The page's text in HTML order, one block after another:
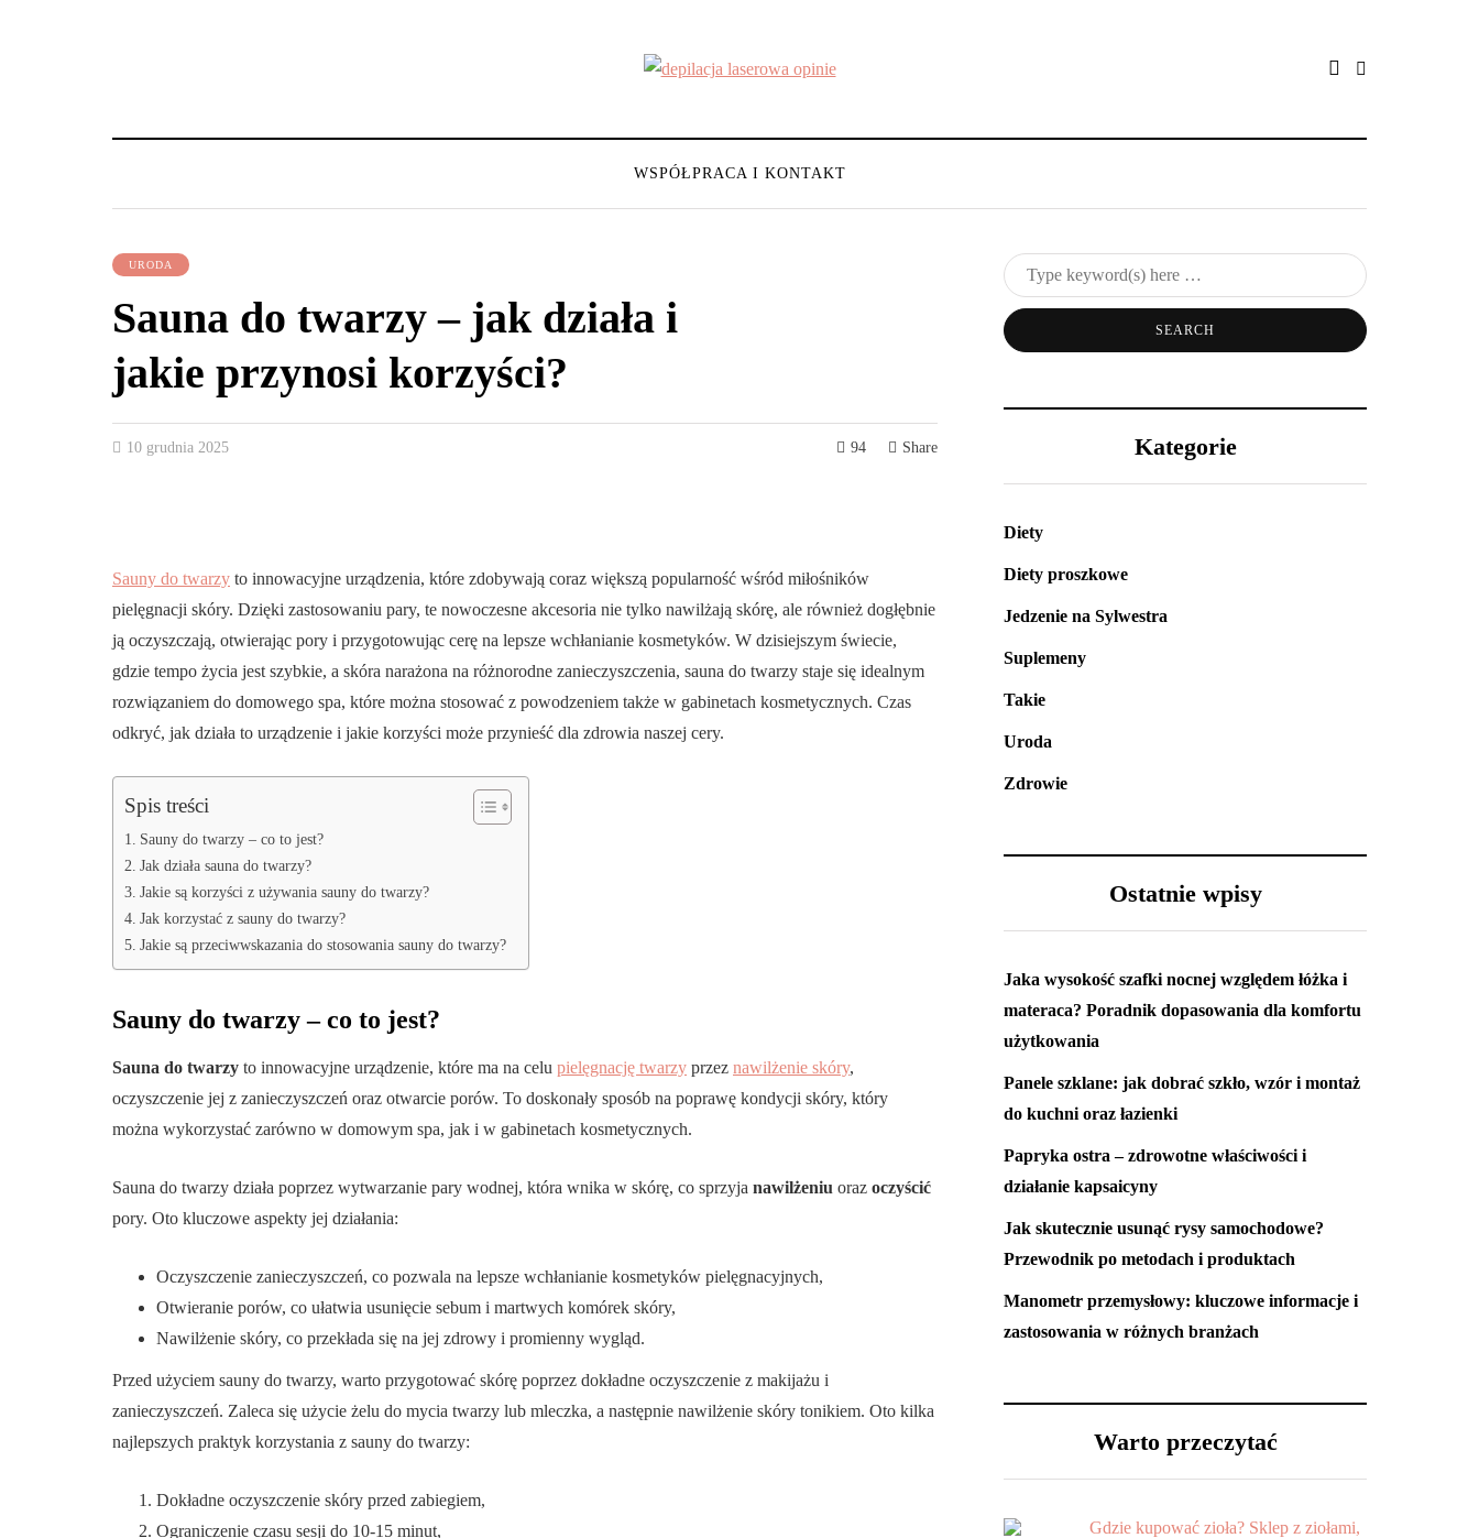
WSPÓŁPRACA I KONTAKT
URODA
Sauna do twarzy – jak działa i
jakie przynosi korzyści?
10 grudnia 2025 94 Share
Sauny do twarzy to innowacyjne urządzenia, które zdobywają coraz większą popularność wśród miłośników
pielęgnacji skóry. Dzięki zastosowaniu pary, te nowoczesne akcesoria nie tylko nawilżają skórę, ale również dogłębnie
ją oczyszczają, otwierając pory i przygotowując cerę na lepsze wchłanianie kosmetyków. W dzisiejszym świecie,
gdzie tempo życia jest szybkie, a skóra narażona na różnorodne zanieczyszczenia, sauna do twarzy staje się idealnym
rozwiązaniem do domowego spa, które można stosować z powodzeniem także w gabinetach kosmetycznych. Czas
odkryć, jak działa to urządzenie i jakie korzyści może przynieść dla zdrowia naszej cery.
Spis treści
Sauny do twarzy – co to jest?
Jak działa sauna do twarzy?
Jakie są korzyści z używania sauny do twarzy?
Jak korzystać z sauny do twarzy?
Jakie są przeciwwskazania do stosowania sauny do twarzy?
Sauny do twarzy – co to jest?
Sauna do twarzy to innowacyjne urządzenie, które ma na celu pielęgnację twarzy przez nawilżenie skóry,
oczyszczenie jej z zanieczyszczeń oraz otwarcie porów. To doskonały sposób na poprawę kondycji skóry, który
można wykorzystać zarówno w domowym spa, jak i w gabinetach kosmetycznych.
Sauna do twarzy działa poprzez wytwarzanie pary wodnej, która wnika w skórę, co sprzyja nawilżeniu oraz oczyścić
pory. Oto kluczowe aspekty jej działania:
Oczyszczenie zanieczyszczeń, co pozwala na lepsze wchłanianie kosmetyków pielęgnacyjnych,
Otwieranie porów, co ułatwia usunięcie sebum i martwych komórek skóry,
Nawilżenie skóry, co przekłada się na jej zdrowy i promienny wygląd.
Przed użyciem sauny do twarzy, warto przygotować skórę poprzez dokładne oczyszczenie z makijażu i
zanieczyszczeń. Zaleca się użycie żelu do mycia twarzy lub mleczka, a następnie nawilżenie skóry tonikiem. Oto kilka
najlepszych praktyk korzystania z sauny do twarzy:
Dokładne oczyszczenie skóry przed zabiegiem,
Ograniczenie czasu sesji do 10-15 minut,
Kategorie
Diety
Diety proszkowe
Jedzenie na Sylwestra
Suplemeny
Takie
Uroda
Zdrowie
Ostatnie wpisy
Jaka wysokość szafki nocnej względem łóżka i
materaca? Poradnik dopasowania dla komfortu
użytkowania
Panele szklane: jak dobrać szkło, wzór i montaż
do kuchni oraz łazienki
Papryka ostra – zdrowotne właściwości i
działanie kapsaicyny
Jak skutecznie usunąć rysy samochodowe?
Przewodnik po metodach i produktach
Manometr przemysłowy: kluczowe informacje i
zastosowania w różnych branżach
Warto przeczytać
Gdzie kupować zioła? Sklep z ziołami,